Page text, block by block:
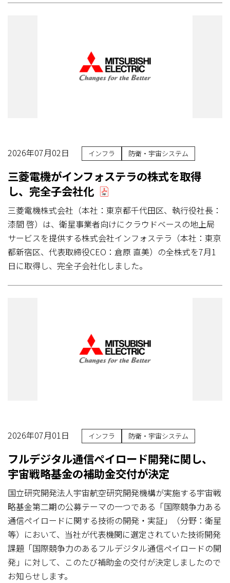
2026年07月02日 インフラ 防衛・宇宙システム
三菱電機がインフォステラの株式を取得
し、完全子会社化
三菱電機株式会社（本社：東京都千代田区、執行役社長：
漆間 啓）は、衛星事業者向けにクラウドベースの地上局
サービスを提供する株式会社インフォステラ（本社：東京
都新宿区、代表取締役CEO：倉原 直美）の全株式を7月1
日に取得し、完全子会社化しました。
2026年07月01日 インフラ 防衛・宇宙システム
フルデジタル通信ペイロード開発に関し、
宇宙戦略基金の補助金交付が決定
国立研究開発法人宇宙航空研究開発機構が実施する宇宙戦
略基金第二期の公募テーマの一つである「国際競争力ある
通信ペイロードに関する技術の開発・実証」（分野：衛星
等）において、当社が代表機関に選定されていた技術開発
課題「国際競争力のあるフルデジタル通信ペイロードの開
発」に対して、このたび補助金の交付が決定しましたので
お知らせします。